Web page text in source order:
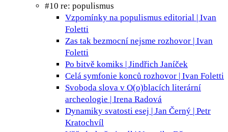
#10 re: populismus
Vzpomínky na populismus editorial | Ivan
Foletti
Zas tak bezmocní nejsme rozhovor | Ivan
Foletti
Po bitvě komiks | Jindřich Janíček
Celá symfonie konců rozhovor | Ivan Foletti
Svoboda slova v O(o)blacích literární
archeologie | Irena Radová
Dynamiky svatosti esej | Jan Černý | Petr
Kratochvíl